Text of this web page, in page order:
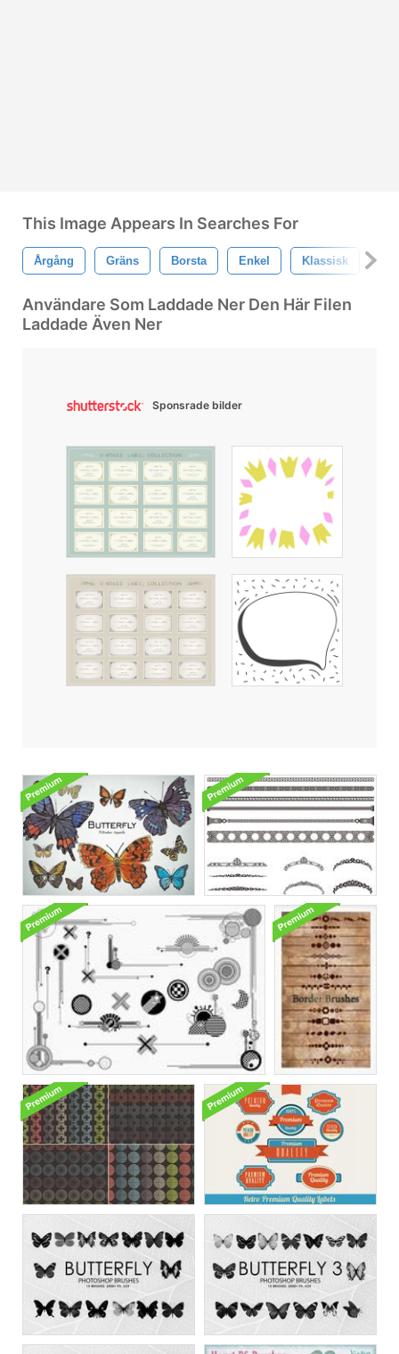
This Image Appears In Searches For
Årgång Gräns Borsta Enkel Klassisk
Användare Som Laddade Ner Den Här Filen
Laddade Även Ner
Sponsrade bilder